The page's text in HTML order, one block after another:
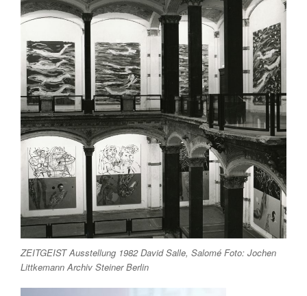
ZEITGEIST Ausstellung 1982 David Salle, Salomé Foto: Jochen
Littkemann Archiv Steiner Berlin